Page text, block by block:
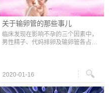
关于输卵管的那些事儿
临床发现在影响不孕的三个因素中，
男性精子、代妈排卵及输卵管各占
两个
2020-01-16